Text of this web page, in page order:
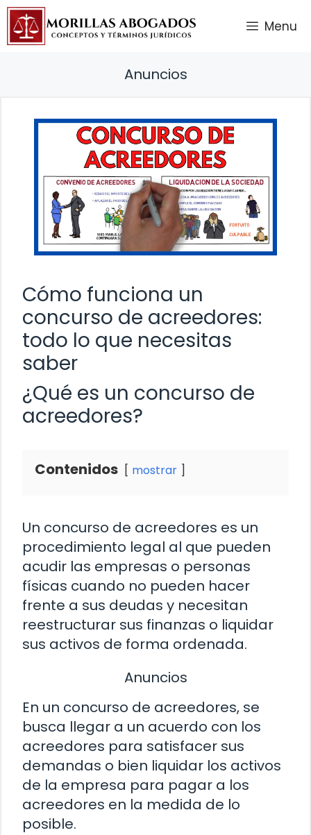
Saltar
contenido
Menu
Anuncios
Cómo funciona un
concurso de acreedores:
todo lo que necesitas
saber
¿Qué es un concurso de
acreedores?
Contenidos mostrar
Un concurso de acreedores es un
procedimiento legal al que pueden
acudir las empresas o personas
físicas cuando no pueden hacer
frente a sus deudas y necesitan
reestructurar sus finanzas o liquidar
sus activos de forma ordenada.
Anuncios
En un concurso de acreedores, se
busca llegar a un acuerdo con los
acreedores para satisfacer sus
demandas o bien liquidar los activos
de la empresa para pagar a los
acreedores en la medida de lo
posible.